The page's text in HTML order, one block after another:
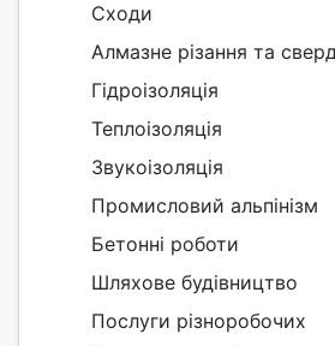
Сходи
Алмазне різання та
Гідроізоляція
Теплоізоляція
Звукоізоляція
Промисловий альпінізм
Бетонні роботи
Шляхове будівництво
Послуги різноробочих